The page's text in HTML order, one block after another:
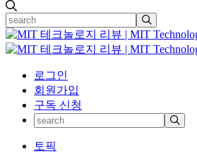
로그인
회원가입
구독 신청
토픽